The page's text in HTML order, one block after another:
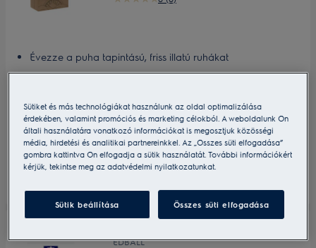
Évezze a puha tapintású, friss illatú ruhákat
Az illatkendő akár 90%-kal csökkenti a ruhákban az
Kevésbé gyűrött ruhák
2 468 Ft
3 290 Ft Kedvezményes ár
ÁFA-val együtt
Raktáron
EDBALL
Sütiket és más technológiákat használunk az oldal optimalizálása
érdekében, valamint promóciós és marketing célokból. A weboldalunk Ön
általi használatára vonatkozó információkat is megosztjuk közösségi
média, hirdetési és analitikai partnereinkkel. Az „Összes süti elfogadása”
gombra kattintva Ön elfogadja a sütik használatát. További információkért
kérjük, tekintse meg az adatvédelmi nyilatkozatunkat.
Sütik beállítása Összes süti elfogadása